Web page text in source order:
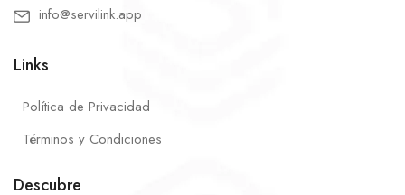
info@servilink.app
Links
Política de Privacidad
Términos y Condiciones
Descubre